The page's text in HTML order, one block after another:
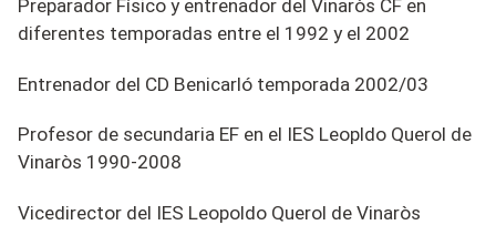
Preparador Físico y entrenador del Vinaròs CF en
diferentes temporadas entre el 1992 y el 2002
Entrenador del CD Benicarló temporada 2002/03
Profesor de secundaria EF en el IES Leopldo Querol de
Vinaròs 1990-2008
Vicedirector del IES Leopoldo Querol de Vinaròs